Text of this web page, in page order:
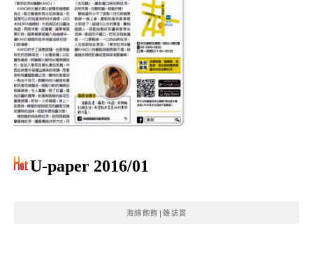
U-paper 2016/01
海綿飽飽|雜誌賞